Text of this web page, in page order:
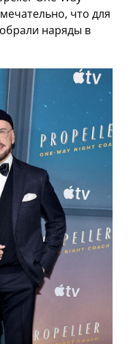
что для
наряды в